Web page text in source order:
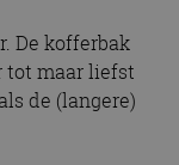
De kofferbak
tot maar liefst
de (langere)